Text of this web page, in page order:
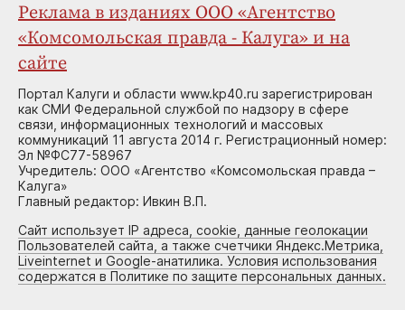
Реклама в изданиях ООО «Агентство
«Комсомольская правда - Калуга» и на
сайте
Портал Калуги и области www.kp40.ru зарегистрирован
как СМИ Федеральной службой по надзору в сфере
связи, информационных технологий и массовых
коммуникаций 11 августа 2014 г. Регистрационный номер:
Эл №ФС77-58967
Учредитель: ООО «Агентство «Комсомольская правда –
Калуга»
Главный редактор: Ивкин В.П.
Сайт использует IP адреса, cookie, данные геолокации
Пользователей сайта, а также счетчики Яндекс.Метрика,
Liveinternet и Google-анатилика. Условия использования
содержатся в Политике по защите персональных данных.